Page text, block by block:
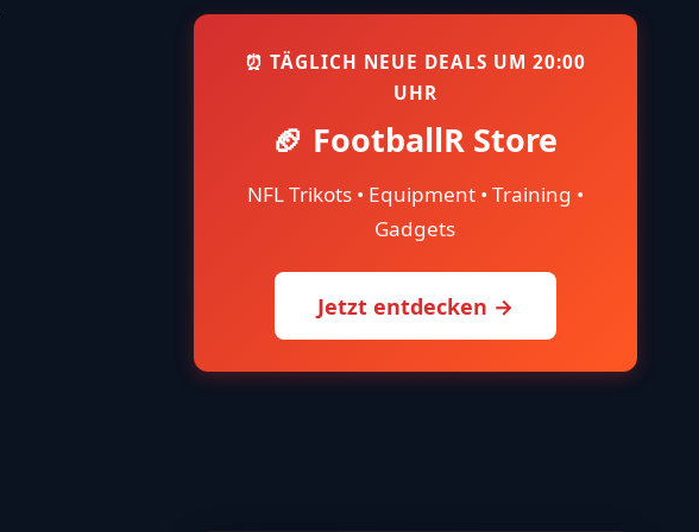
⏰ TÄGLICH NEUE DEALS UM 20:00
UHR
🏈 FootballR Store
NFL Trikots • Equipment • Training •
Gadgets
Jetzt entdecken →